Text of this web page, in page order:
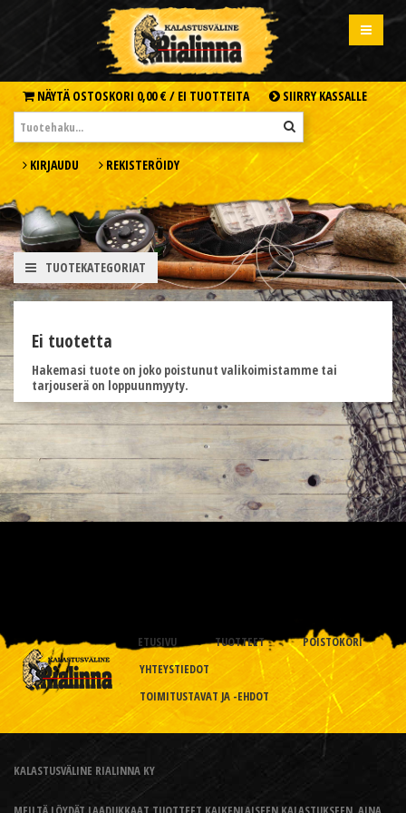
NÄYTÄ OSTOSKORI 0,00 € / EI TUOTTEITA SIIRRY KASSALLE
KIRJAUDU REKISTERÖIDY
TUOTEKATEGORIAT
Ei tuotetta
Hakemasi tuote on joko poistunut valikoimistamme tai
tarjouserä on loppuunmyyty.
ETUSIVU TUOTTEET
POISTOKORI
YHTEYSTIEDOT
TOIMITUSTAVAT JA -EHDOT
KALASTUSVÄLINE RIALINNA KY